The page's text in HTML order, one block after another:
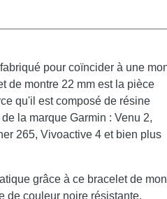
pour coïncider à une
de montre 22 mm est la pièce
qu'il est composé de résine
la marque Garmin : Venu 2,
265, Vivoactive 4 et bien plus
grâce à ce bracelet de
de couleur noire résistante.